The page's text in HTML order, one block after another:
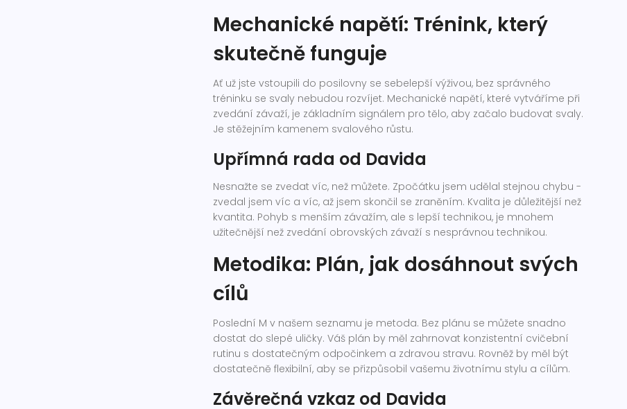
Mechanické napětí: Trénink, který
skutečně funguje
Ať už jste vstoupili do posilovny se sebelepší výživou, bez správného
tréninku se svaly nebudou rozvíjet. Mechanické napětí, které vytváříme při
zvedání závaží, je základním signálem pro tělo, aby začalo budovat svaly.
Je stěžejním kamenem svalového růstu.
Upřímná rada od Davida
Nesnažte se zvedat víc, než můžete. Zpočátku jsem udělal stejnou chybu -
zvedal jsem víc a víc, až jsem skončil se zraněním. Kvalita je důležitější než
kvantita. Pohyb s menším závažím, ale s lepší technikou, je mnohem
užitečnější než zvedání obrovských závaží s nesprávnou technikou.
Metodika: Plán, jak dosáhnout svých
cílů
Poslední M v našem seznamu je metoda. Bez plánu se můžete snadno
dostat do slepé uličky. Váš plán by měl zahrnovat konzistentní cvičební
rutinu s dostatečným odpočinkem a zdravou stravu. Rovněž by měl být
dostatečně flexibilní, aby se přizpůsobil vašemu životnímu stylu a cílům.
Závěrečná vzkaz od Davida